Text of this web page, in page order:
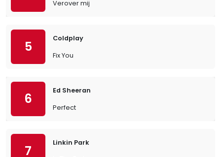
Verover mij
5
Coldplay
Fix You
6
Ed Sheeran
Perfect
7
Linkin Park